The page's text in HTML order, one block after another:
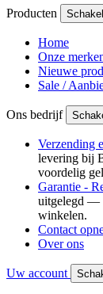
Producten
Home
Onze
Nieuwe
Sale /
Ons bedrijf
Verzending
levering bij
voordelig
Garantie -
uitgelegd —
winkelen.
Contact
Over ons
Uw account